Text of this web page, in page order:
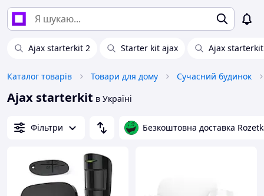
Ajax starterkit 2 Starter kit ajax Ajax
Каталог товарів Товари для дому Сучасний будинок
Ajax starterkit в Україні
Фільтри Безкоштовна доставка